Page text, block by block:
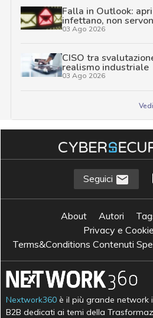
Falla in Outlook:
infettano, non
03 Ago 2026
CISO tra
realismo industriale
03 Ago 2026
Seguici
About Autori
Privacy e
Terms&Conditions Contenuti
Nextwork360 è il più grande
B2B dedicati ai temi della